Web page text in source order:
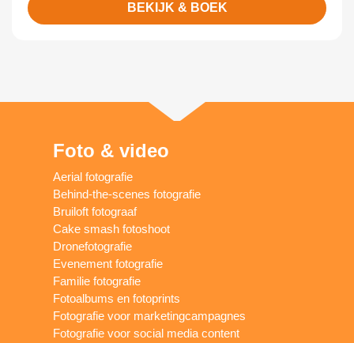
BEKIJK & BOEK
Foto & video
Aerial fotografie
Behind-the-scenes fotografie
Bruiloft fotograaf
Cake smash fotoshoot
Dronefotografie
Evenement fotografie
Familie fotografie
Fotoalbums en fotoprints
Fotografie voor marketingcampagnes
Fotografie voor social media content